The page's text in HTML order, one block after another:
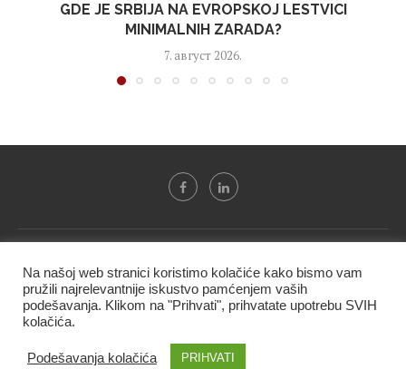
GDE JE SRBIJA NA EVROPSKOJ LESTVICI
MINIMALNIH ZARADA?
7. август 2026.
BIF PRESS doo" i ne smeju se presnositi niti koristiti, delimično
ni u celosti, bez izričite dozvole kompanije.
Na našoj web stranici koristimo kolačiće kako bismo vam
pružili najrelevantnije iskustvo pamćenjem vaših
podešavanja. Klikom na "Prihvati", prihvatate upotrebu SVIH
kolačića.
Podešavanja kolačića PRIHVATI